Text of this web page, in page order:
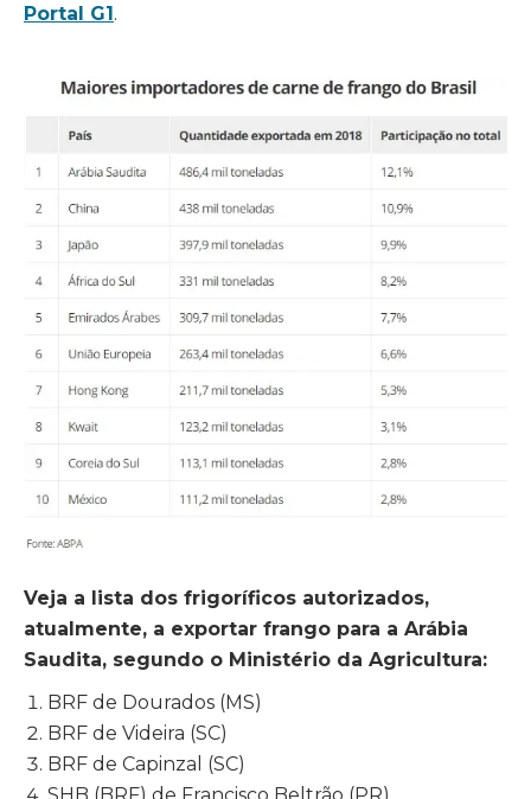
Portal G1.
Veja a lista dos frigoríficos autorizados,
atualmente, a exportar frango para a Arábia
Saudita, segundo o Ministério da Agricultura:
BRF de Dourados (MS)
BRF de Videira (SC)
BRF de Capinzal (SC)